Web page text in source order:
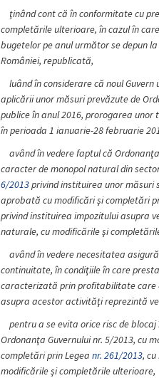
ţinând cont că în conformitate cu
completările ulterioare, în cazul în
bugetelor pe anul următor se depun
României, republicată,
luând în considerare că noul
aplicării unor măsuri prevăzute de
publice în anul 2016, prorogarea
în perioada 1 ianuarie-28 februarie
având în vedere faptul că
caracter de monopol natural din
6/2013privind instituirea unor măsuri
aprobată cu modificări şi completări
privind instituirea impozitului asupra
naturale, cu modificările şi
având în vedere necesitatea
continuitate, în condiţiile în care
caracterizată prin profitabilitate care
asupra acestor activităţi reprezintă
pentru a se evita orice risc de
Ordonanţa Guvernului nr. 5/2013, cu
completări prin Legea nr. 261/2013,
modificările şi completările ulterioare,